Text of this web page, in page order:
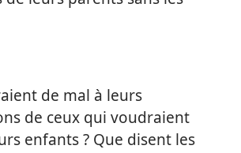
de mal à leurs
de ceux qui voudraient
enfants ? Que disent les